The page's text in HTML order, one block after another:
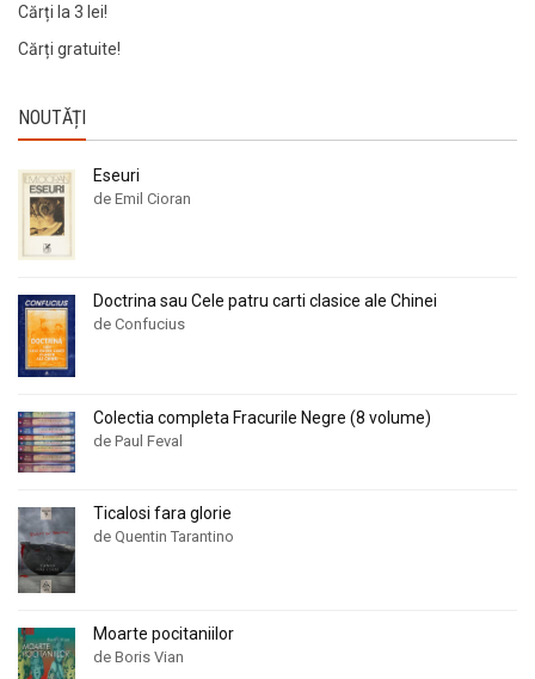
Cărți la 3 lei!
Cărți gratuite!
NOUTĂȚI
Eseuri
de Emil Cioran
Doctrina sau Cele patru carti clasice ale Chinei
de Confucius
Colectia completa Fracurile Negre (8 volume)
de Paul Feval
Ticalosi fara glorie
de Quentin Tarantino
Moarte pocitaniilor
de Boris Vian